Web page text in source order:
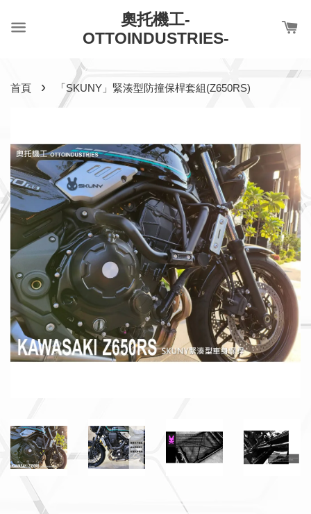
奧托機工-
OTTOINDUSTRIES-
首頁 › 「SKUNY」緊湊型防撞保桿套組(Z650RS)